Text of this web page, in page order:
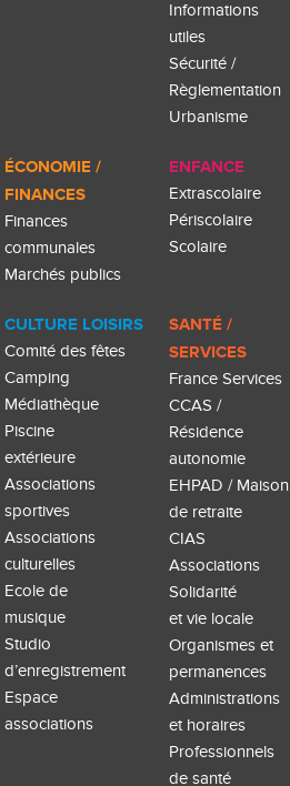
Informations
utiles
Sécurité /
Règlementation
Urbanisme
ÉCONOMIE /
FINANCES
Finances
communales
Marchés publics
ENFANCE
Extrascolaire
Périscolaire
Scolaire
CULTURE LOISIRS
Comité des fêtes
Camping
Médiathèque
Piscine
extérieure
Associations
sportives
Associations
culturelles
Ecole de
musique
Studio
d’enregistrement
Espace
associations
SANTÉ /
SERVICES
France Services
CCAS /
Résidence
autonomie
EHPAD / Maison
de retraite
CIAS
Associations
Solidarité
et vie locale
Organismes et
permanences
Administrations
et horaires
Professionnels
de santé